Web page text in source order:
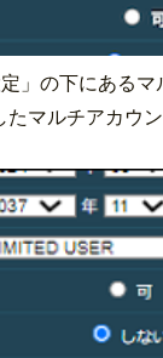
」の下にある
マルチアカウ